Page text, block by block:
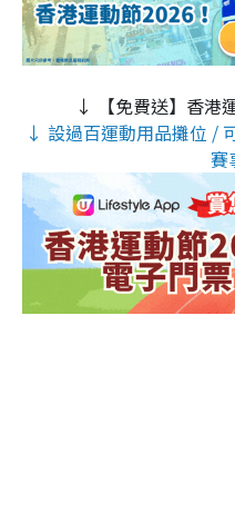
↓ 【免費送】香港
↓ 設過百運動用品攤位 /
賽